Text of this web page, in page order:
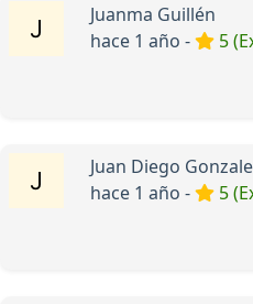
Juanma Guillén
hace 1 año -
5
Juan Diego
hace 1 año -
5